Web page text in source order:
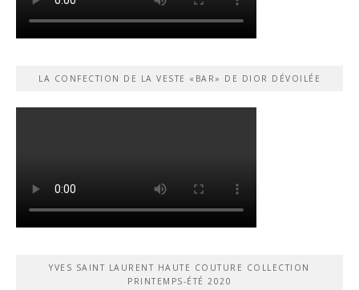
LA CONFECTION DE LA VESTE «BAR» DE DIOR DÉVOILÉE
YVES SAINT LAURENT HAUTE COUTURE COLLECTION
PRINTEMPS-ÉTÉ 2020